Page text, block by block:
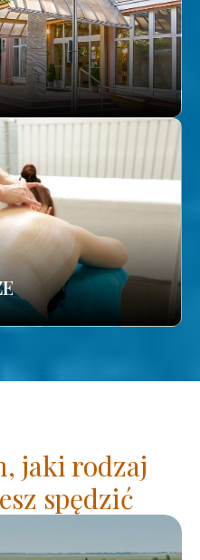
jaki rodzaj
spędzić